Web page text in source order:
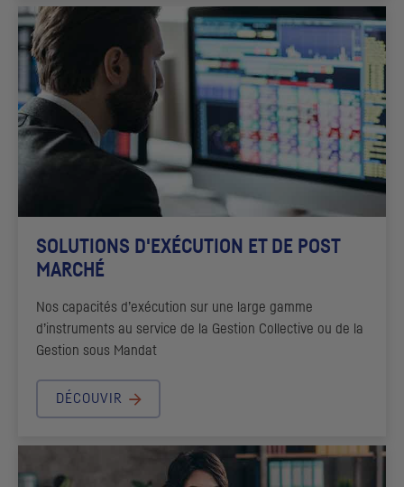
SOLUTIONS D'EXÉCUTION ET DE POST
MARCHÉ
Nos capacités d’exécution sur une large gamme
d’instruments au service de la Gestion Collective ou de la
Gestion sous Mandat
DÉCOUVIR